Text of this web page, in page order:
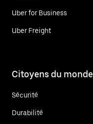
Uber for Business
Uber Freight
Citoyens du monde
Sécurité
Durabilité